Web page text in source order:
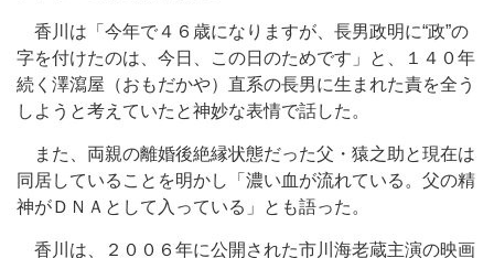
香川は「今年で４６歳になりますが、長男政明に“政”の
字を付けたのは、今日、この日のためです」と、１４０年
続く澤瀉屋（おもだかや）直系の長男に生まれた責を全う
しようと考えていたと神妙な表情で話した。
また、両親の離婚後絶縁状態だった父・猿之助と現在は
同居していることを明かし「濃い血が流れている。父の精
神がＤＮＡとして入っている」とも語った。
香川は、２００６年に公開された市川海老蔵主演の映画